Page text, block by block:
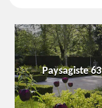
Paysagiste 63